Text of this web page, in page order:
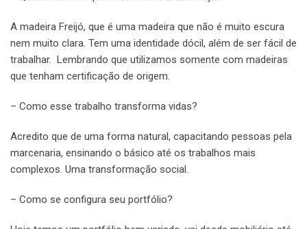
A madeira Freijó, que é uma madeira que não é muito escura
nem muito clara. Tem uma identidade dócil, além de ser fácil de
trabalhar. Lembrando que utilizamos somente com madeiras
que tenham certificação de origem.
– Como esse trabalho transforma vidas?
Acredito que de uma forma natural, capacitando pessoas pela
marcenaria, ensinando o básico até os trabalhos mais
complexos. Uma transformação social.
– Como se configura seu portfólio?